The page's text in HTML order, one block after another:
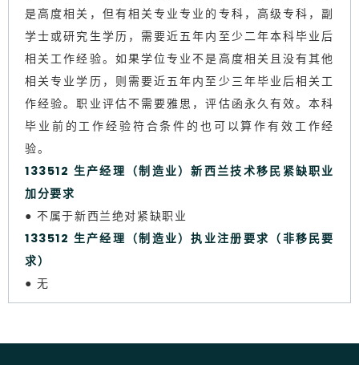
是高度相关，但有相关专业专业的专科，高级专科，副
学士或研究生学历，需要近五年内至少二年本科毕业后
相关工作经验。如果学位专业不是高度相关且没有其他
相关专业学历，则需要近五年内至少三年毕业后相关工
作经验。职业评估不需要雅思，评估函永久有效。本科
毕业前的工作经验符合条件的也可以算作有效工作经
验。
133512 生产经理（制造业）新西兰技术移民紧缺职业
加分要求
● 不属于新西兰绝对紧缺职业
133512 生产经理（制造业）执业注册要求（非移民要
求）
● 无